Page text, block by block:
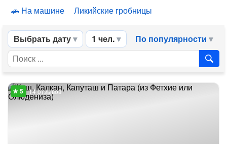
На машине
Ликийские гробницы
Выбрать дату 1 чел. По популярности
14 отзывов